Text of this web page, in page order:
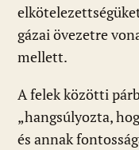
gázai övezetre
mellett.
A felek közötti
„hangsúlyozta,
és annak